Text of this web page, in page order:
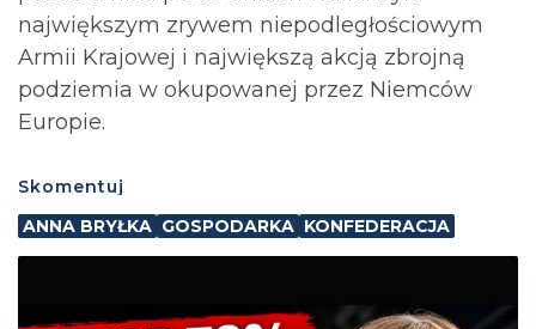
największym zrywem niepodległościowym
Armii Krajowej i największą akcją zbrojną
podziemia w okupowanej przez Niemców
Europie.
Skomentuj
ANNA BRYŁKA GOSPODARKA KONFEDERACJA